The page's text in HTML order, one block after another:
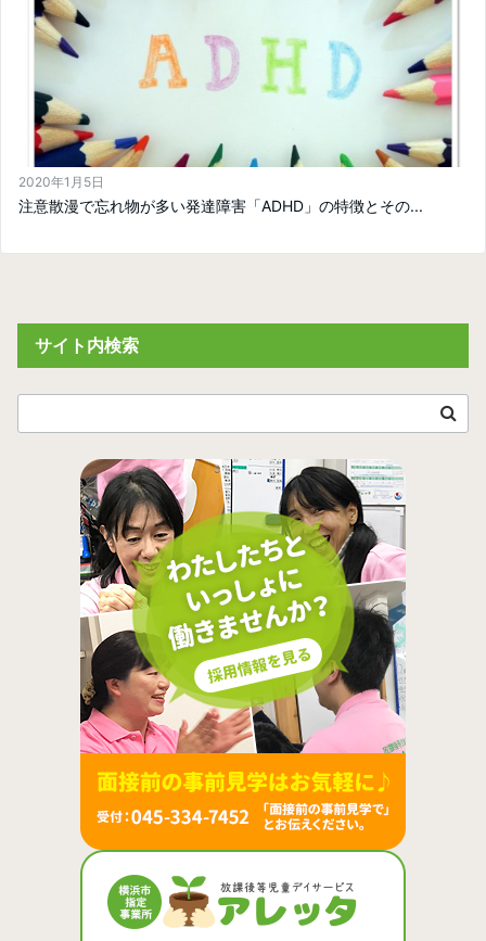
2020年1月5日
注意散漫で忘れ物が多い発達障害「ADHD」の特徴とその...
サイト内検索